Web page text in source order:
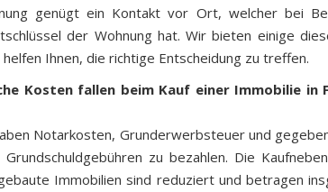
genügt ein Kontakt vor Ort, welcher bei
der Wohnung hat. Wir bieten einige
Ihnen, die richtige Entscheidung zu treffen.
Kosten fallen beim Kauf einer Immobilie in
Notarkosten, Grunderwerbsteuer und
zu bezahlen. Die
Immobilien sind reduziert und betragen